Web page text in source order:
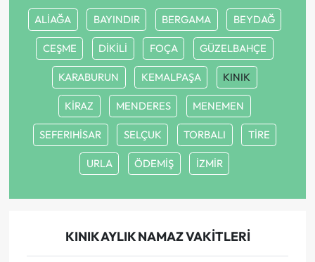
ALİAĞA BAYINDIR BERGAMA BEYDAĞ
CEŞME DİKİLİ FOÇA GÜZELBAHÇE
KARABURUN KEMALPAŞA KINIK
KİRAZ MENDERES MENEMEN
SEFERIHİSAR SELÇUK TORBALI TİRE
URLA ÖDEMİŞ İZMİR
KINIK AYLIK NAMAZ VAKITLERI